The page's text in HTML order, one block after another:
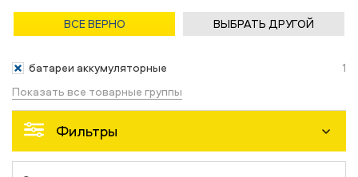
Запчасти
батареи аккумуляторные
1
Показать все товарные группы
Фильтры
ВСЕ ВЕРНО ВЫБРАТЬ ДРУГОЙ